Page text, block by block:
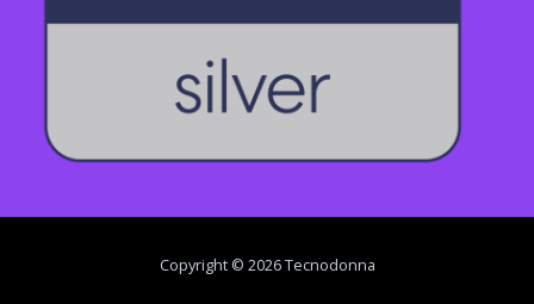
Copyright © 2026 Tecnodonna